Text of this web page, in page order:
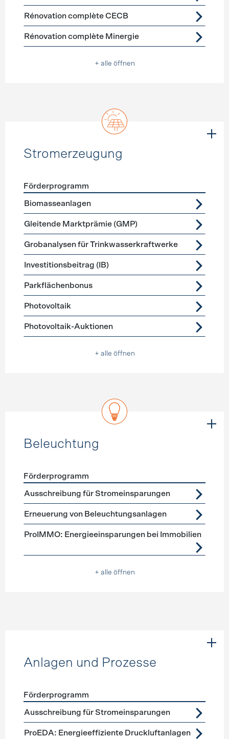
Rénovation complète CECB
Rénovation complète Minergie
+ alle öffnen
Stromerzeugung
Förderprogramme
Förderprogramm
Biomasseanlagen
Gleitende Marktprämie (GMP)
Grobanalysen für Trinkwasserkraftwerke
Investitionsbeitrag (IB)
Parkflächenbonus
Photovoltaik
Photovoltaik-Auktionen
+ alle öffnen
Beleuchtung
Förderprogramme Beleuchtung
Förderprogramm
Ausschreibung für Stromeinsparungen
Erneuerung von Beleuchtungsanlagen
ProIMMO: Energieeinsparungen bei Immobilien
+ alle öffnen
Anlagen und Prozesse
Förderprogramme Anlagen und Prozesse
Förderprogramm
Ausschreibung für Stromeinsparungen
ProEDA: Energieeffiziente Druckluftanlagen